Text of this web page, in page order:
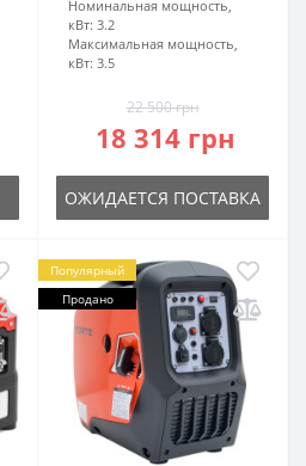
Номинальная мощность,
кВт: 3.2
Максимальная мощность,
кВт: 3.5
22 500 грн
18 314 грн
ОЖИДАЕТСЯ ПОСТАВКА
Популярный
Продано